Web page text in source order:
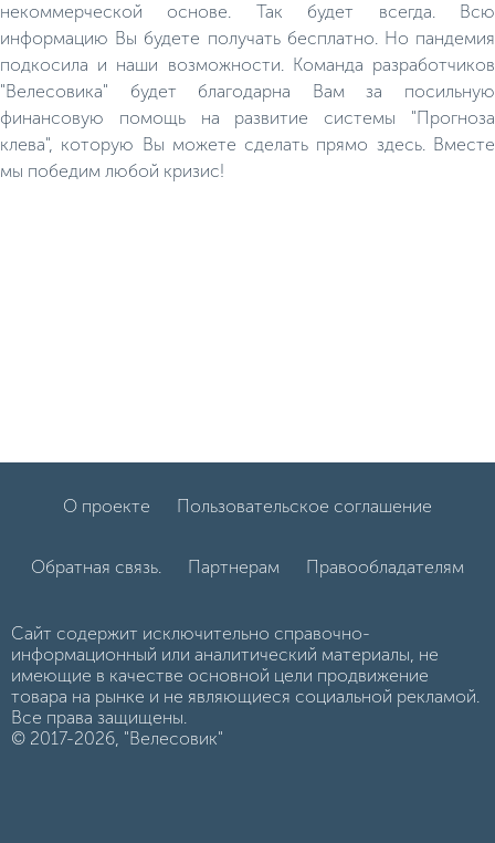
некоммерческой основе. Так будет всегда. Всю
информацию Вы будете получать бесплатно. Но пандемия
подкосила и наши возможности. Команда разработчиков
"Велесовика" будет благодарна Вам за посильную
финансовую помощь на развитие системы "Прогноза
клева", которую Вы можете сделать прямо здесь. Вместе
мы победим любой кризис!
О проекте Пользовательское соглашение
Обратная связь. Партнерам Правообладателям
Сайт содержит исключительно справочно-
информационный или аналитический материалы, не
имеющие в качестве основной цели продвижение
товара на рынке и не являющиеся социальной рекламой.
Все права защищены.
© 2017-2026, "Велесовик"